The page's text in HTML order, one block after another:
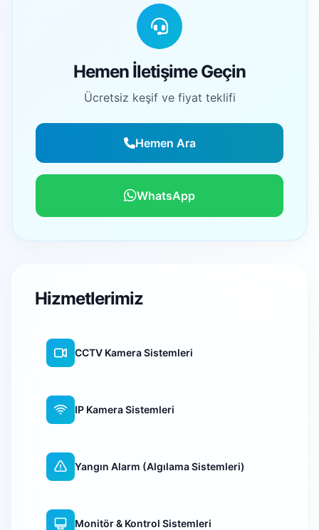
Hemen İletişime Geçin
Ücretsiz keşif ve fiyat teklifi
Hemen Ara
WhatsApp
Hizmetlerimiz
CCTV Kamera Sistemleri
IP Kamera Sistemleri
Yangın Alarm (Algılama Sistemleri)
Monitör & Kontrol Sistemleri